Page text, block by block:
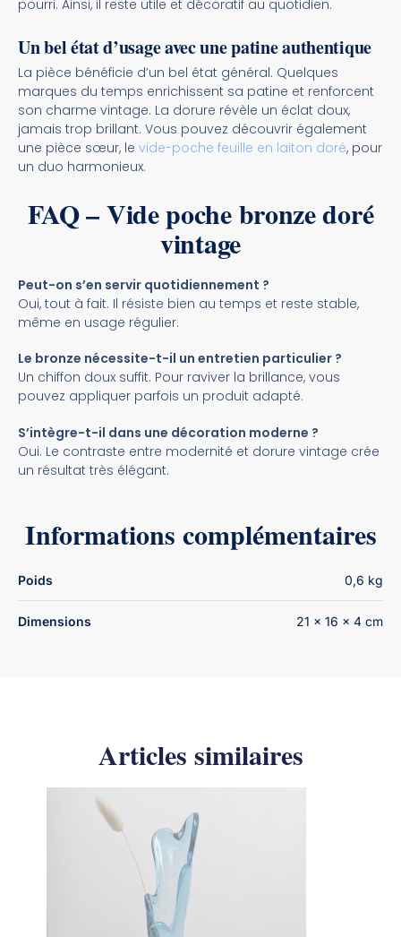
pourri. Ainsi, il reste utile et décoratif au quotidien.
Un bel état d’usage avec une patine authentique
La pièce bénéficie d’un bel état général. Quelques
marques du temps enrichissent sa patine et renforcent
son charme vintage. La dorure révèle un éclat doux,
jamais trop brillant. Vous pouvez découvrir également
une pièce sœur, le vide-poche feuille en laiton doré, pour
un duo harmonieux.
FAQ – Vide poche bronze doré
vintage
Peut-on s’en servir quotidiennement ?
Oui, tout à fait. Il résiste bien au temps et reste stable,
même en usage régulier.
Le bronze nécessite-t-il un entretien particulier ?
Un chiffon doux suffit. Pour raviver la brillance, vous
pouvez appliquer parfois un produit adapté.
S’intègre-t-il dans une décoration moderne ?
Oui. Le contraste entre modernité et dorure vintage crée
un résultat très élégant.
Informations complémentaires
Poids 0,6 kg
Dimensions 21 × 16 × 4 cm
Articles similaires